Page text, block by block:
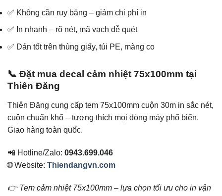
✅ Không cần ruy băng – giảm chi phí in
✅ In nhanh – rõ nét, mã vạch dễ quét
✅ Dán tốt trên thùng giấy, túi PE, màng co
📞 Đặt mua decal cảm nhiệt 75x100mm tại
Thiên Đăng
Thiên Đăng cung cấp tem 75x100mm cuộn 30m in sắc nét,
cuộn chuẩn khổ – tương thích mọi dòng máy phổ biến.
Giao hàng toàn quốc.
📲 Hotline/Zalo: 0943.699.046
🌐 Website: Thiendangvn.com
👉 Tem cảm nhiệt 75x100mm – lựa chọn tối ưu cho in vận